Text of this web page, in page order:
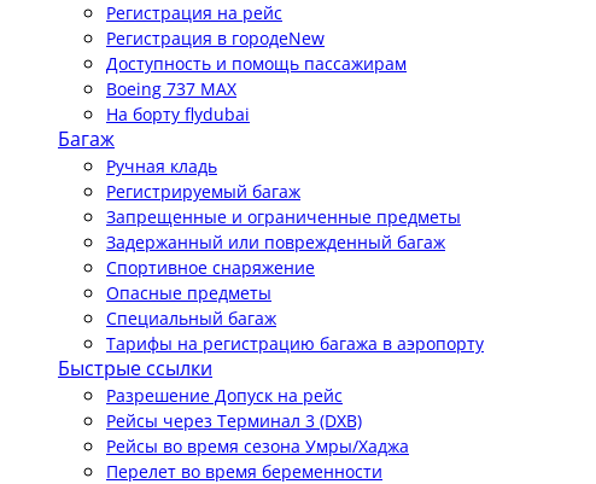
Регистрация на рейс
Регистрация в городеNew
Доступность и помощь пассажирам
Boeing 737 MAX
На борту flydubai
Багаж
Ручная кладь
Регистрируемый багаж
Запрещенные и ограниченные предметы
Задержанный или поврежденный багаж
Спортивное снаряжение
Опасные предметы
Специальный багаж
Тарифы на регистрацию багажа в аэропорту
Быстрые ссылки
Разрешение Допуск на рейс
Рейсы через Терминал 3 (DXB)
Рейсы во время сезона Умры/Хаджа
Перелет во время беременности